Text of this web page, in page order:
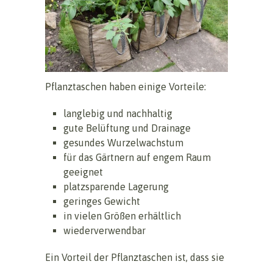
Pflanztaschen haben einige Vorteile:
langlebig und nachhaltig
gute Belüftung und Drainage
gesundes Wurzelwachstum
für das Gärtnern auf engem Raum
geeignet
platzsparende Lagerung
geringes Gewicht
in vielen Größen erhältlich
wiederverwendbar
Ein Vorteil der Pflanztaschen ist, dass sie